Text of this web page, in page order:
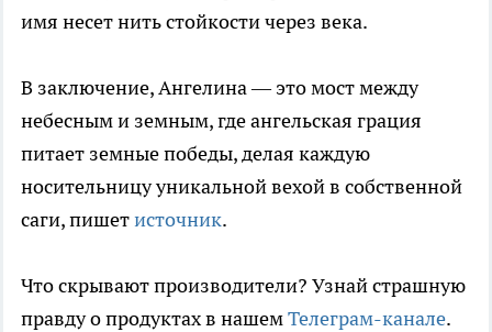
имя несет нить стойкости через века.​
В заключение, Ангелина — это мост между
небесным и земным, где ангельская грация
питает земные победы, делая каждую
носительницу уникальной вехой в собственной
саги, пишетисточник.
Что скрывают производители? Узнай страшную
правду о продуктах в нашемТелеграм-канале.